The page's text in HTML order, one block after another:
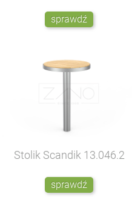
sprawdź
Stolik Scandik 13.046.2
sprawdź